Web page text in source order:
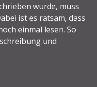
wurde, muss
ist es ratsam, dass
einmal lesen. So
und